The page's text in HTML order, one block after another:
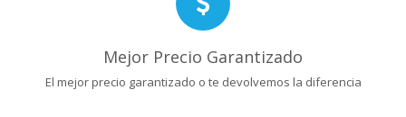
Mejor Precio Garantizado
El mejor precio garantizado o te devolvemos la diferencia